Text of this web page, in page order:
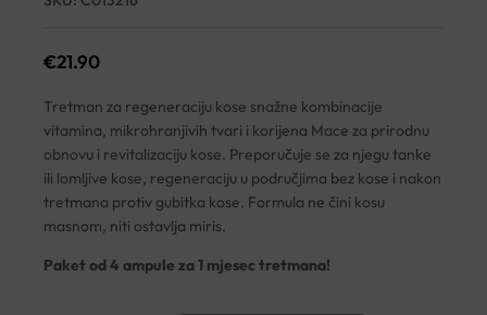
€21.90
Tretman za regeneraciju kose snažne kombinacije
vitamina, mikrohranjivih tvari i korijena Mace za prirodnu
obnovu i revitalizaciju kose. Preporučuje se za njegu tanke
ili lomljive kose, regeneraciju u područjima bez kose i nakon
tretmana protiv gubitka kose. Formula ne čini kosu
masnom, niti ostavlja miris.
Paket od 4 ampule za 1 mjesec tretmana!